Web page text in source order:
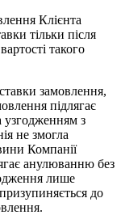
Клієнта
тільки після
такого
замовлення,
підлягає
узгодженням з
не змогла
Компанії
анулюванню без
лише
до